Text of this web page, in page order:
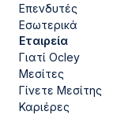
Επενδυτές
Εσωτερικά
Εταιρεία
Γιατί Ocley
Μεσίτες
Γίνετε Μεσίτης
Καριέρες